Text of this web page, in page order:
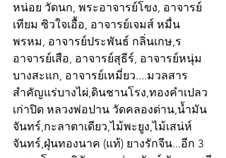
หน่อย วัดนก, พระอาจารย์โขง, อาจารย์
เทียม ซิวใจเอื้อ, อาจารย์เจมส์ หมื่น
พรหม, อาจารย์ประพันธ์ กลิ่นเกษ,ร
อาจารย์เสือ, อาจารย์สุธีร์, อาจารย์หนุ่ม
บางสะแก, อาจารย์เหมี่ยว....มวลสาร
สำคัญแร่บางไผ่,ดินชานโรง,ทองคำเปลว
เก่าปิด หลวงพ่อปาน วัดคลองด่าน,น้ำมัน
จันทร์,กะลาตาเดียว,ไม้พะยูง,ไม้เสน่ห์
จันทร์,ฝุ่นทองนาค (แท้) ยางรักจีน...อีก 3